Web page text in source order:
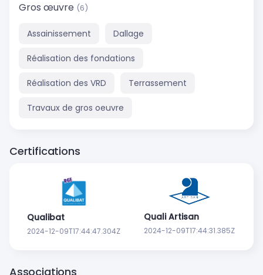
Gros œuvre (6)
Assainissement Dallage
Réalisation des fondations
Réalisation des VRD Terrassement
Travaux de gros oeuvre
Certifications
Qualibat
2024-12-09T17:44:47.304Z
Quali Artisan
2024-12-09T17:44:31.385Z
Associations